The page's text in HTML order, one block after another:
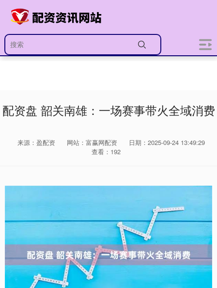
配资盘 韶关南雄：一场赛事带火全域消费
来源：盈配资 网站：富赢网配资
日期：2025-09-24 13:49:29
查看：192